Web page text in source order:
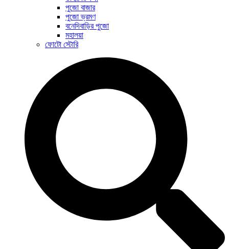
পুজো বাজার
পুজো ভ্রমণ
বনেদিবাড়ির পুজো
মহালয়া
ফোটো স্টোরি